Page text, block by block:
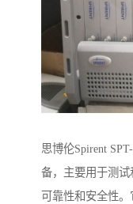
思博伦Spirent
备，主要用于测试
可靠性和安全性